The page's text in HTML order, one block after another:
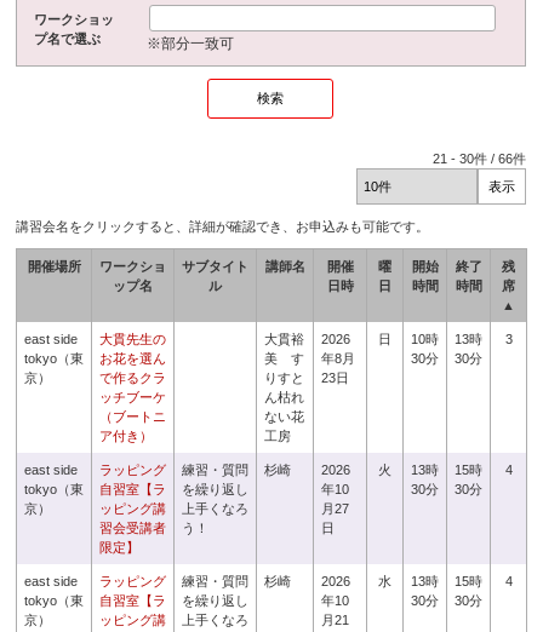
ワークショッ
プ名で選ぶ
※部分一致可
21 -30件 /66件
講習会名をクリックすると、詳細が確認でき、お申込みも可能です。
開催場所
ワークショ
ップ名
サブタイト
ル
講師名
開催
日時
曜
日
開始
時間
終了
時間
残
席
▲
east side
tokyo（東
京）
大貫先生の
お花を選ん
で作るクラ
ッチブーケ
（ブートニ
ア付き）
大貫裕
美 す
りすと
ん枯れ
ない花
工房
2026
年8月
23日
日
10時
30分
13時
30分
3
east side
tokyo（東
京）
ラッピング
自習室【ラ
ッピング講
習会受講者
限定】
練習・質問
を繰り返し
上手くなろ
う！
杉崎
2026
年10
月27
日
火
13時
30分
15時
30分
4
east side
tokyo（東
京）
ラッピング
自習室【ラ
ッピング講
練習・質問
を繰り返し
上手くなろ
杉崎
2026
年10
月21
水
13時
30分
15時
30分
4